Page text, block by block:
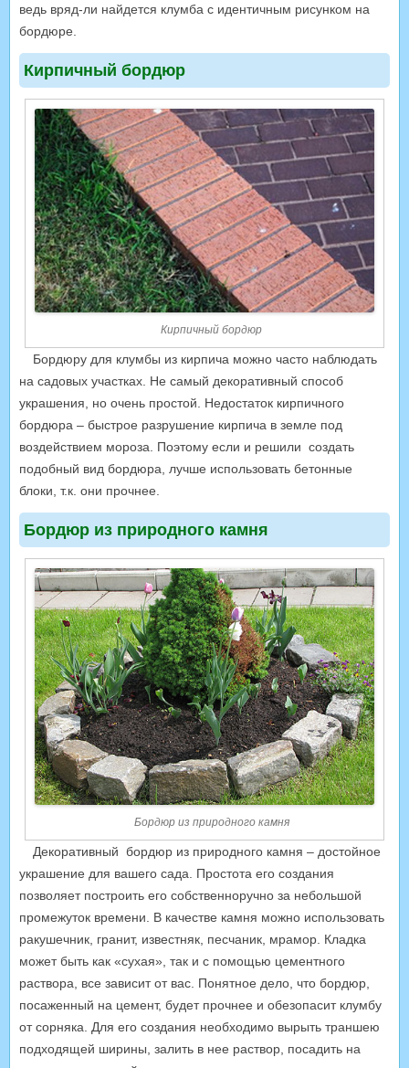
ведь вряд-ли найдется клумба с идентичным рисунком на
бордюре.
Кирпичный бордюр
Кирпичный бордюр
Бордюру для клумбы из кирпича можно часто наблюдать
на садовых участках. Не самый декоративный способ
украшения, но очень простой. Недостаток кирпичного
бордюра – быстрое разрушение кирпича в земле под
воздействием мороза. Поэтому если и решили создать
подобный вид бордюра, лучше использовать бетонные
блоки, т.к. они прочнее.
Бордюр из природного камня
Бордюр из природного камня
Декоративный бордюр из природного камня – достойное
украшение для вашего сада. Простота его создания
позволяет построить его собственноручно за небольшой
промежуток времени. В качестве камня можно использовать
ракушечник, гранит, известняк, песчаник, мрамор. Кладка
может быть как «сухая», так и с помощью цементного
раствора, все зависит от вас. Понятное дело, что бордюр,
посаженный на цемент, будет прочнее и обезопасит клумбу
от сорняка. Для его создания необходимо вырыть траншею
подходящей ширины, залить в нее раствор, посадить на